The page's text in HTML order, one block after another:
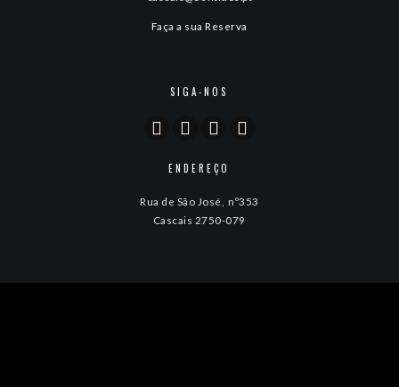
Faça a sua Reserva
SIGA-NOS
ENDEREÇO
Rua de São José, nº353
Cascais 2750-079